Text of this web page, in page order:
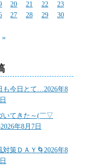
20 21 22
23
27 28 29
30
»
も今日とて…2026年8
いてきた～(￣▽
2026年8月7日
対策ＤＡＹ🌀 2026年8